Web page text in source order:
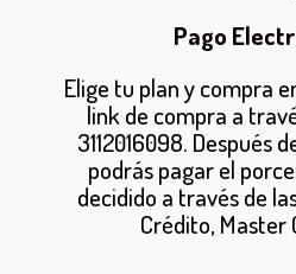
Pago
Elige tu plan y compra
link de compra a
3112016098. Después
podrás pagar el
decidido a través de
Crédito, Master